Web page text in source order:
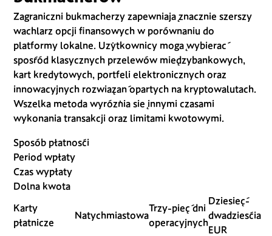
Zagraniczni bukmacherzy zapewniają znacznie szerszy
wachlarz opcji finansowych w porównaniu do
platformy lokalne. Użytkownicy mogą wybierać
spośród klasycznych przelewów międzybankowych,
kart kredytowych, portfeli elektronicznych oraz
innowacyjnych rozwiązań opartych na kryptowalutach.
Wszelka metoda wyróżnia się innymi czasami
wykonania transakcji oraz limitami kwotowymi.
Sposób płatności
Period wpłaty
Czas wypłaty
Dolna kwota
Karty
płatnicze
Natychmiastowa
Trzy-pięć dni
operacyjnych
Dziesięć-
dwadzieścia
EUR